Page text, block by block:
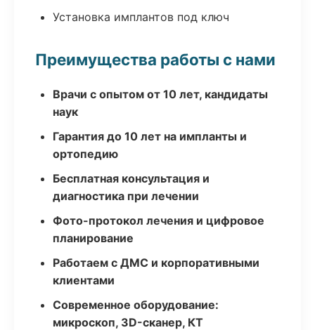
Установка имплантов под ключ
Преимущества работы с нами
Врачи с опытом от 10 лет, кандидаты
наук
Гарантия до 10 лет на импланты и
ортопедию
Бесплатная консультация и
диагностика при лечении
Фото-протокол лечения и цифровое
планирование
Работаем с ДМС и корпоративными
клиентами
Современное оборудование:
микроскоп, 3D-сканер, КТ